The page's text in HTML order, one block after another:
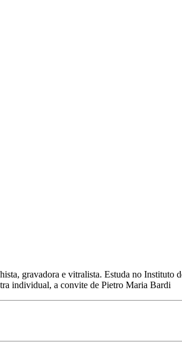
gravadora e vitralista. Estuda no Instituto
individual, a convite de Pietro Maria Bardi